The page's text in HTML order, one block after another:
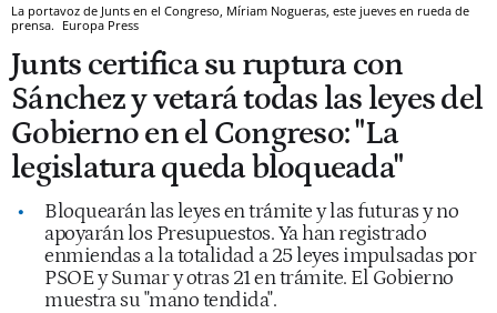
La portavoz de Junts en el Congreso, Míriam Nogueras, este jueves en rueda de
prensa. Europa Press
Junts certifica su ruptura con
Sánchez y vetará todas las leyes del
Gobierno en el Congreso: "La
legislatura queda bloqueada"
Bloquearán las leyes en trámite y las futuras y no
apoyarán los Presupuestos. Ya han registrado
enmiendas a la totalidad a 25 leyes impulsadas por
PSOE y Sumar y otras 21 en trámite. El Gobierno
muestra su "mano tendida".